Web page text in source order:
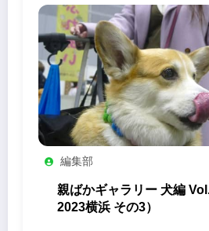
編集部
親ばかギャラリー 犬編
2023横浜 その3）